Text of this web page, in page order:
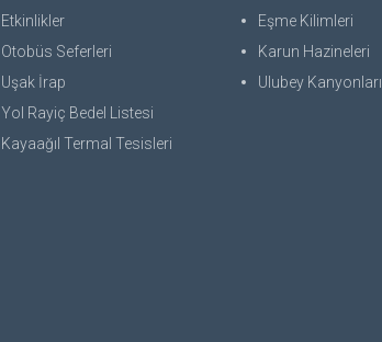
Etkinlikler
Otobüs Seferleri
Uşak İrap
Yol Rayiç Bedel Listesi
Kayaağıl Termal Tesisleri
Eşme Kilimleri
Karun Hazineleri
Ulubey Kanyonları